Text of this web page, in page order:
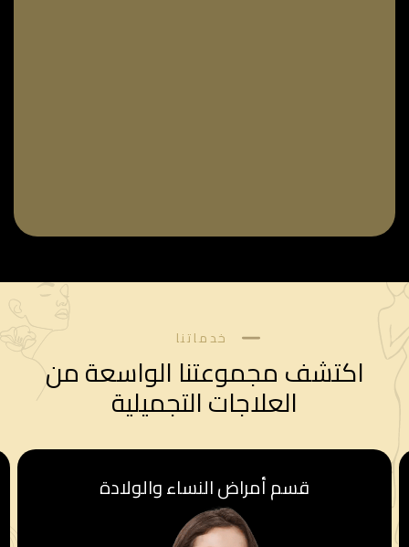
خدماتنا
اكتشف مجموعتنا الواسعة من
العلاجات التجميلية
قسم أمراض النساء والولادة